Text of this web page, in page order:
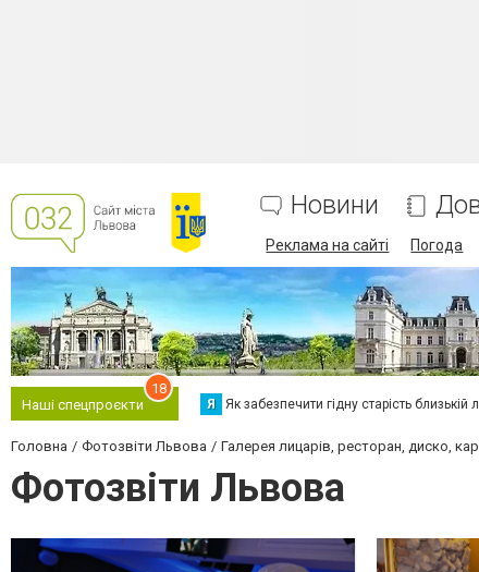
Новини
Реклама на сайті Погода
Наші спецпроєкти
18
Я Як забезпечити гідну старість близькій
Головна Фотозвіти Львова Галерея лицарів, ресторан, диско,
Фотозвіти Львова